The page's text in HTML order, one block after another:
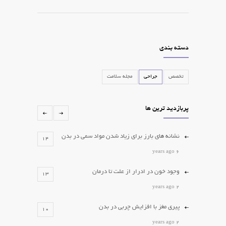
دسته بندی
تخصص جراحی مجله سلامت
پربازدید ترین ها
نشانه های بارز برای زیاد شدن مواد سمی در بدن 14
6 years ago
وجود خون در ادرار از علت تا درمان 13
2 years ago
پیری مغز با افزایش چربی در بدن 10
2 years ago